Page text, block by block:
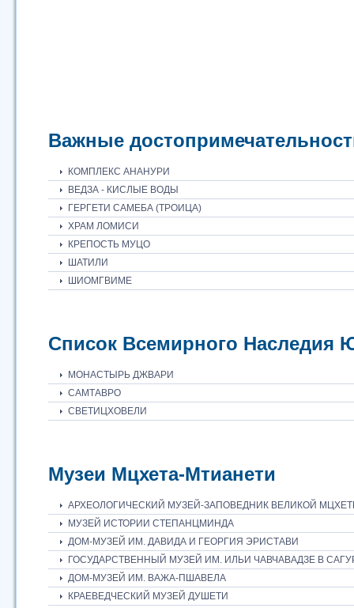
Важные
КОМПЛЕКС АНАНУРИ
ВЕДЗА - КИСЛЫЕ ВОДЫ
ГЕРГЕТИ САМЕБА (ТРОИЦА)
ХРАМ ЛОМИСИ
КРЕПОСТЬ МУЦО
ШАТИЛИ
ШИОМГВИМЕ
Список Всемирного Наследия
МОНАСТЫРЬ ДЖВАРИ
САМТАВРО
СВЕТИЦХОВЕЛИ
Музеи Мцхета-Мтианети
АРХЕОЛОГИЧЕСКИЙ МУЗЕЙ-ЗАПОВЕДНИК ВЕЛИКОЙ
МУЗЕЙ ИСТОРИИ СТЕПАНЦМИНДА
ДОМ-МУЗЕЙ ИМ. ДАВИДА И ГЕОРГИЯ ЭРИСТАВИ
ГОСУДАРСТВЕННЫЙ МУЗЕЙ ИМ. ИЛЬИ ЧАВЧАВАДЗЕ В
ДОМ-МУЗЕЙ ИМ. ВАЖА-ПШАВЕЛА
КРАЕВЕДЧЕСКИЙ МУЗЕЙ ДУШЕТИ